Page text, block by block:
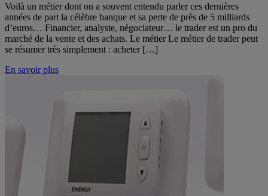
Voilà un métier dont on a souvent entendu parler ces dernières
années de part la célèbre banque et sa perte de près de 5 milliards
d’euros… Financier, analyste, négociateur… le trader est un pro du
marché de la vente et des achats. Le métier Le métier de trader peut
se résumer très simplement : acheter […]
En savoir plus